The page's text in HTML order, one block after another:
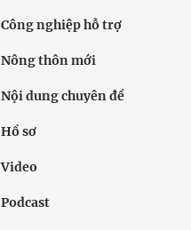
Công nghiệp hỗ trợ
Nông thôn mới
Nội dung chuyên đề
Hồ sơ
Video
Podcast